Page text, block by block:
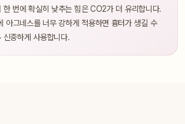
한 번에 확실히 낮추는 힘은 CO2가 더 유리합니다.
아그네스를 너무 강하게 적용하면 흉터가 생길 수
신중하게 사용합니다.